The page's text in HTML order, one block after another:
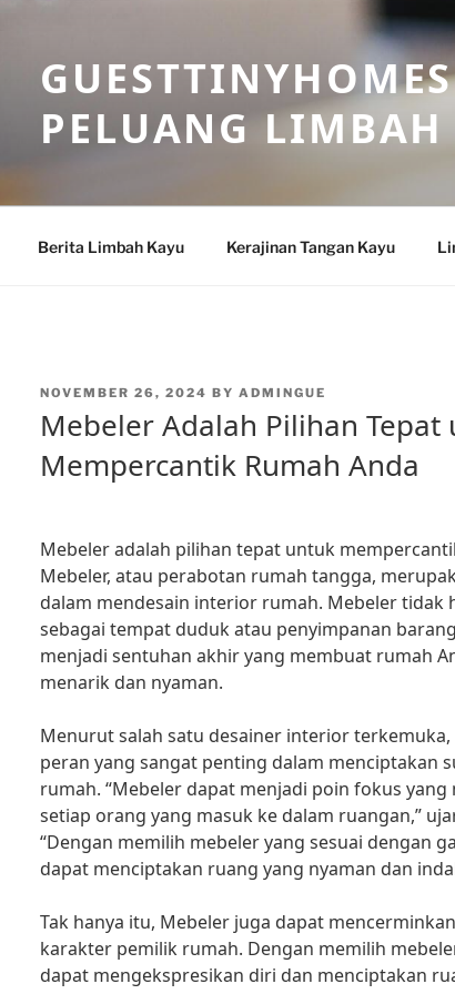
PELUANG LIMBAH
Berita Limbah Kayu Kerajinan Tangan Kayu
POSTED
NOVEMBER 26, 2024 BY ADMINGUE
Mebeler Adalah Pilihan Tepat
Mempercantik Rumah Anda
Mebeler adalah pilihan tepat untuk
Mebeler, atau perabotan rumah tangga,
dalam mendesain interior rumah. Mebeler tidak
sebagai tempat duduk atau penyimpanan
menjadi sentuhan akhir yang membuat rumah
menarik dan nyaman.
Menurut salah satu desainer interior
peran yang sangat penting dalam menciptakan
rumah. “Mebeler dapat menjadi poin fokus
setiap orang yang masuk ke dalam ruangan,”
“Dengan memilih mebeler yang sesuai dengan
dapat menciptakan ruang yang nyaman dan
Tak hanya itu, Mebeler juga dapat
karakter pemilik rumah. Dengan memilih
dapat mengekspresikan diri dan menciptakan